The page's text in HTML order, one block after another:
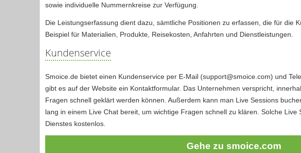
sowie individuelle Nummernkreise zur Verfügung.
Die Leistungserfassung dient dazu, sämtliche Positionen zu erfassen, die für die
Beispiel für Materialien, Produkte, Reisekosten, Anfahrten und Dienstleistungen.
Kundenservice
Smoice.de bietet einen Kundenservice per E-Mail (support@smoice.com) und
gibt es auf der Website ein Kontaktformular. Das Unternehmen verspricht,
Fragen schnell geklärt werden können. Außerdem kann man Live Sessions
lang in einem Live Chat bereit, um wichtige Fragen schnell zu klären. Solche Live
Dienstes kostenlos.
Gehe zu smoice.com